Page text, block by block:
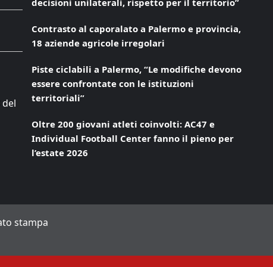
Contrasto al caporalato a Palermo e provincia,
18 aziende agricole irregolari
Piste ciclabili a Palermo, “Le modifiche devono
essere confrontate con le istituzioni
territoriali”
Oltre 200 giovani atleti coinvolti: AC47 e
Individual Football Center fanno il pieno per
l’estate 2026
stampa